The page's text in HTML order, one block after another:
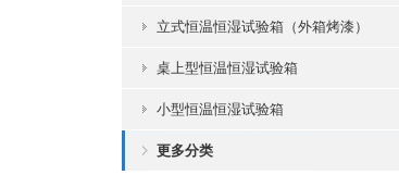
立式恒温恒湿试验箱（外箱烤漆）
桌上型恒温恒湿试验箱
小型恒温恒湿试验箱
更多分类